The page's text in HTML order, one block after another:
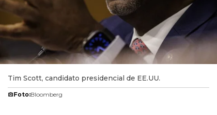
Tim Scott, candidato presidencial de EE.UU.
Foto:Bloomberg